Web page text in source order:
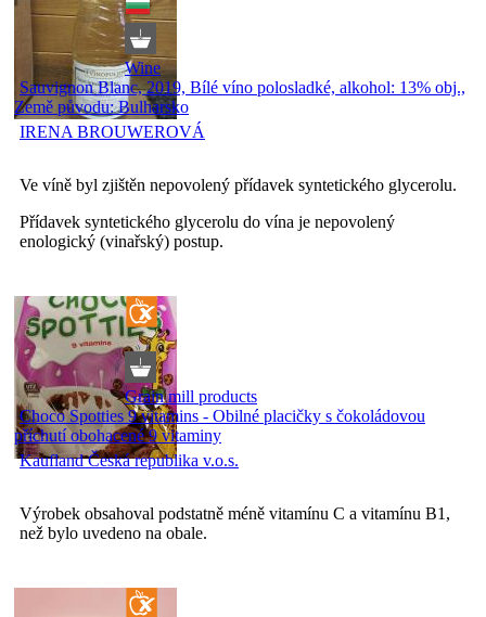
Wine
Sauvignon Blanc, 2019, Bílé víno polosladké, alkohol: 13% obj.,
Země původu: Bulharsko
IRENA BROUWEROVÁ
Ve víně byl zjištěn nepovolený přídavek syntetického glycerolu.
Přídavek syntetického glycerolu do vína je nepovolený
enologický (vinařský) postup.
Grain mill products
Choco Spotties 9 vitamins - Obilné placičky s čokoládovou
příchutí obohacené 9 vitaminy
Kaufland Česká republika v.o.s.
Výrobek obsahoval podstatně méně vitamínu C a vitamínu B1,
než bylo uvedeno na obale.